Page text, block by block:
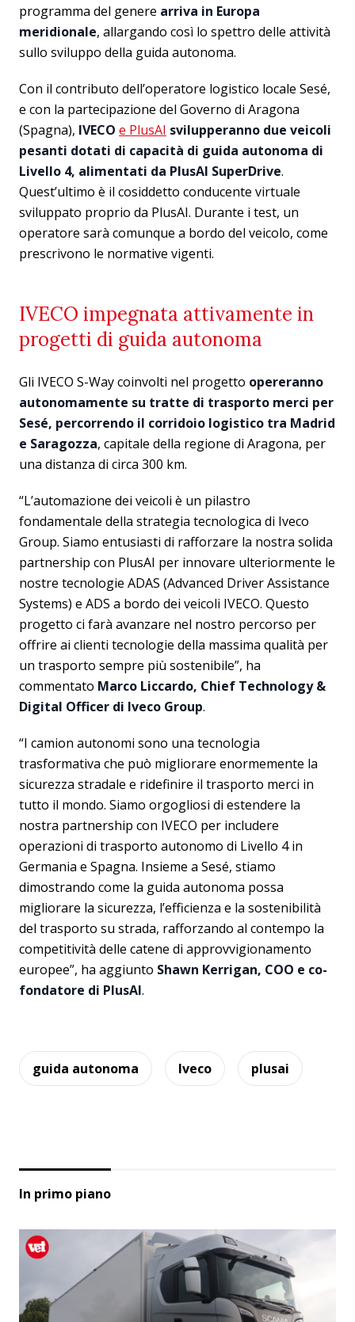
programma del genere arriva in Europa
meridionale, allargando così lo spettro delle attività
sullo sviluppo della guida autonoma.
Con il contributo dell’operatore logistico locale Sesé,
e con la partecipazione del Governo di Aragona
(Spagna), IVECO e PlusAI svilupperanno due veicoli
pesanti dotati di capacità di guida autonoma di
Livello 4, alimentati da PlusAI SuperDrive.
Quest’ultimo è il cosiddetto conducente virtuale
sviluppato proprio da PlusAI. Durante i test, un
operatore sarà comunque a bordo del veicolo, come
prescrivono le normative vigenti.
IVECO impegnata attivamente in
progetti di guida autonoma
Gli IVECO S-Way coinvolti nel progetto opereranno
autonomamente su tratte di trasporto merci per
Sesé, percorrendo il corridoio logistico tra Madrid
e Saragozza, capitale della regione di Aragona, per
una distanza di circa 300 km.
“L’automazione dei veicoli è un pilastro
fondamentale della strategia tecnologica di Iveco
Group. Siamo entusiasti di rafforzare la nostra solida
partnership con PlusAI per innovare ulteriormente le
nostre tecnologie ADAS (Advanced Driver Assistance
Systems) e ADS a bordo dei veicoli IVECO. Questo
progetto ci farà avanzare nel nostro percorso per
offrire ai clienti tecnologie della massima qualità per
un trasporto sempre più sostenibile”, ha
commentato Marco Liccardo, Chief Technology &
Digital Officer di Iveco Group.
“I camion autonomi sono una tecnologia
trasformativa che può migliorare enormemente la
sicurezza stradale e ridefinire il trasporto merci in
tutto il mondo. Siamo orgogliosi di estendere la
nostra partnership con IVECO per includere
operazioni di trasporto autonomo di Livello 4 in
Germania e Spagna. Insieme a Sesé, stiamo
dimostrando come la guida autonoma possa
migliorare la sicurezza, l’efficienza e la sostenibilità
del trasporto su strada, rafforzando al contempo la
competitività delle catene di approvvigionamento
europee”, ha aggiunto Shawn Kerrigan, COO e co-
fondatore di PlusAI.
guida autonoma Iveco plusai
In primo piano